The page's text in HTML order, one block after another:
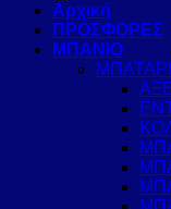
Αρχική
ΠΡΟΣΦΟΡΕΣ
ΜΠΑΝΙΟ